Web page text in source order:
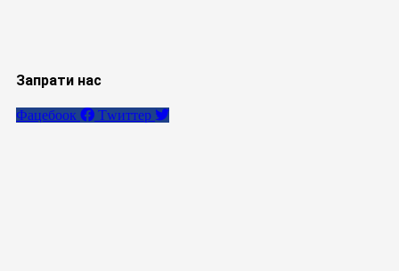
Запрати нас
Фацебоок Тwиттер